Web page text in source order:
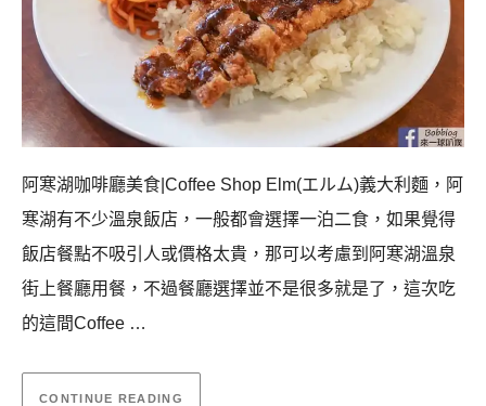
阿寒湖咖啡廳美食|Coffee Shop Elm(エルム)義大利麵，阿
寒湖有不少溫泉飯店，一般都會選擇一泊二食，如果覺得
飯店餐點不吸引人或價格太貴，那可以考慮到阿寒湖溫泉
街上餐廳用餐，不過餐廳選擇並不是很多就是了，這次吃
的這間Coffee …
CONTINUE READING